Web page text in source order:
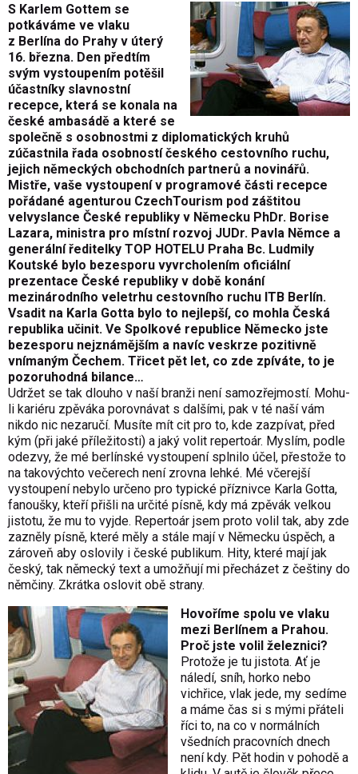
S Karlem Gottem se
potkáváme ve vlaku
z Berlína do Prahy v úterý
16. března. Den předtím
svým vystoupením potěšil
účastníky slavnostní
recepce, která se konala na
české ambasádě a které se
společně s osobnostmi z diplomatických kruhů
zúčastnila řada osobností českého cestovního ruchu,
jejich německých obchodních partnerů a novinářů.
Mistře, vaše vystoupení v programové části recepce
pořádané agenturou CzechTourism pod záštitou
velvyslance České republiky v Německu PhDr. Borise
Lazara, ministra pro místní rozvoj JUDr. Pavla Němce a
generální ředitelky TOP HOTELU Praha Bc. Ludmily
Koutské bylo bezesporu vyvrcholením oficiální
prezentace České republiky v době konání
mezinárodního veletrhu cestovního ruchu ITB Berlín.
Vsadit na Karla Gotta bylo to nejlepší, co mohla Česká
republika učinit. Ve Spolkové republice Německo jste
bezesporu nejznámějším a navíc veskrze pozitivně
vnímaným Čechem. Třicet pět let, co zde zpíváte, to je
pozoruhodná bilance…
Udržet se tak dlouho v naší branži není samozřejmostí. Mohu-
li kariéru zpěváka porovnávat s dalšími, pak v té naší vám
nikdo nic nezaručí. Musíte mít cit pro to, kde zazpívat, před
kým (při jaké příležitosti) a jaký volit repertoár. Myslím, podle
odezvy, že mé berlínské vystoupení splnilo účel, přestože to
na takovýchto večerech není zrovna lehké. Mé včerejší
vystoupení nebylo určeno pro typické příznivce Karla Gotta,
fanoušky, kteří přišli na určité písně, kdy má zpěvák velkou
jistotu, že mu to vyjde. Repertoár jsem proto volil tak, aby zde
zazněly písně, které měly a stále mají v Německu úspěch, a
zároveň aby oslovily i české publikum. Hity, které mají jak
český, tak německý text a umožňují mi přecházet z češtiny do
němčiny. Zkrátka oslovit obě strany.
Hovoříme spolu ve vlaku
mezi Berlínem a Prahou.
Proč jste volil železnici?
Protože je tu jistota. Ať je
náledí, sníh, horko nebo
vichřice, vlak jede, my sedíme
a máme čas si s mými přáteli
říci to, na co v normálních
všedních pracovních dnech
není kdy. Pět hodin v pohodě a